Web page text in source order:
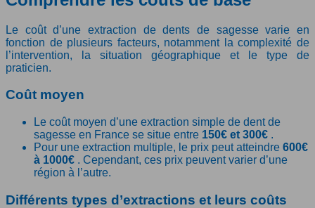
Le coût d’une extraction de dents de sagesse varie en
fonction de plusieurs facteurs, notamment la complexité de
l’intervention, la situation géographique et le type de
praticien.
Coût moyen
Le coût moyen d’une extraction simple de dent de
sagesse en France se situe entre 150€ et 300€ .
Pour une extraction multiple, le prix peut atteindre 600€
à 1000€ . Cependant, ces prix peuvent varier d’une
région à l’autre.
Différents types d’extractions et leurs coûts